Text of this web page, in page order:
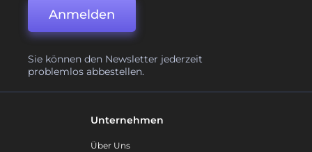
Anmelden
Sie können den Newsletter jederzeit
problemlos abbestellen.
Unternehmen
Über Uns